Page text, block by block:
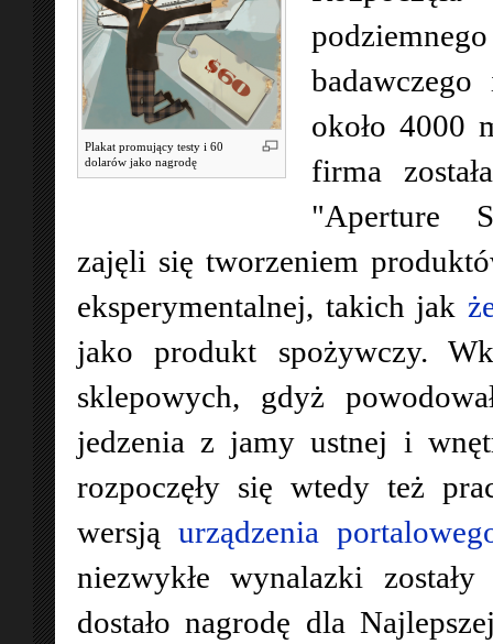
Plakat promujący testy i 60
dolarów jako nagrodę
około 4000
firma
"Aperture
zajęli się tworzeniem
eksperymentalnej, takich jak
jako produkt spożywczy.
sklepowych, gdyż
jedzenia z jamy ustnej i
rozpoczęły się wtedy też
wersjąurządzenia
niezwykłe wynalazki
dostało nagrodę dla